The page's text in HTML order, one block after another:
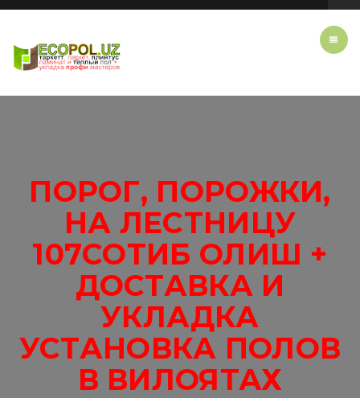
ПОРОГ, ПОРОЖКИ,
НА ЛЕСТНИЦУ
107СОТИБ ОЛИШ +
ДОСТАВКА И
УКЛАДКА
УСТАНОВКА ПОЛОВ
В ВИЛОЯТАХ